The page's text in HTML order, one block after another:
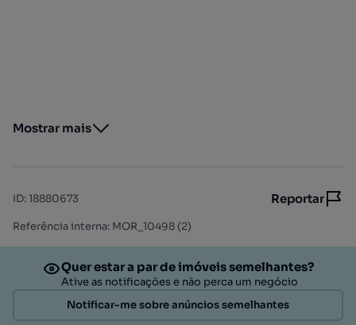
Mostrar mais
ID:18880673 Reportar
Referência interna: MOR_10498 (2)
Quer estar a par de imóveis semelhantes?
Ative as notificações e não perca um negócio
Notificar-me sobre anúncios semelhantes